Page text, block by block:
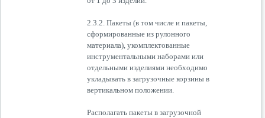
2.3.2. Пакеты (в том числе и пакеты,
сформированные из рулонного
материала), укомплектованные
инструментальными наборами или
отдельными изделиями необходимо
укладывать в загрузочные корзины в
вертикальном положении.
Располагать пакеты в загрузочной